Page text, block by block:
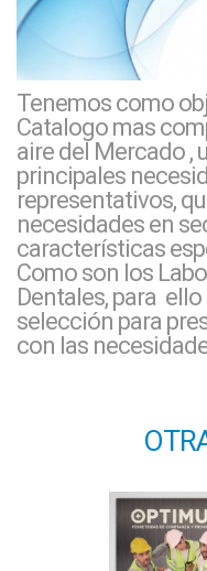
Tenemos como
Catalogo mas
aire del Mercado ,
principales
representativos,
necesidades en
características
Como son los
Dentales, para
selección para
con las